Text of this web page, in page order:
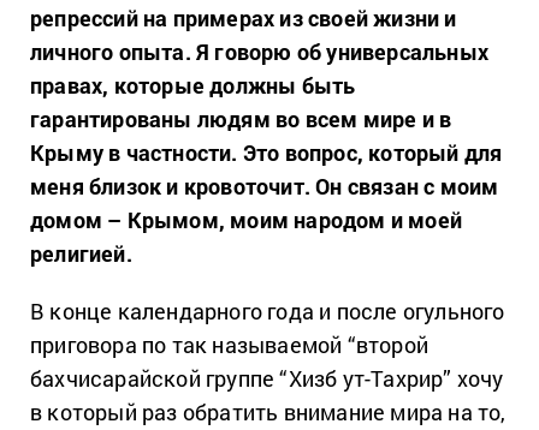
репрессий на примерах из своей жизни и
личного опыта. Я говорю об универсальных
правах, которые должны быть
гарантированы людям во всем мире и в
Крыму в частности. Это вопрос, который для
меня близок и кровоточит. Он связан с моим
домом – Крымом, моим народом и моей
религией.
В конце календарного года и после огульного
приговора по так называемой “второй
бахчисарайской группе “Хизб ут-Тахрир” хочу
в который раз обратить внимание мира на то,